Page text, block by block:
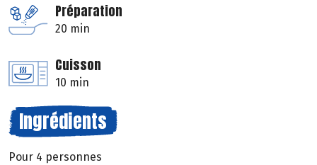
Préparation
20 min
Cuisson
10 min
Ingrédients
Pour 4 personnes